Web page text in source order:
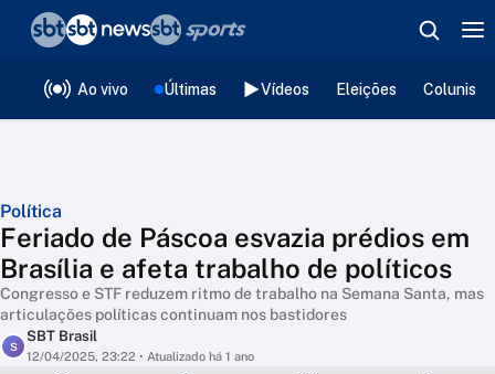
Ao vivo Últimas Vídeos Eleições
Política
Feriado de Páscoa esvazia prédios em
Brasília e afeta trabalho de políticos
Congresso e STF reduzem ritmo de trabalho na Semana Santa, mas
articulações políticas continuam nos bastidores
S
SBT Brasil
12/04/2025, 23:22 • Atualizado há 1 ano
❮voltar
Editorias